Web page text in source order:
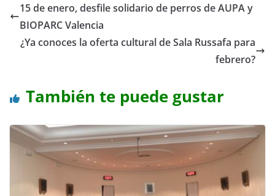
15 de enero, desfile solidario de perros de AUPA y
BIOPARC Valencia
¿Ya conoces la oferta cultural de Sala Russafa para
febrero?
También te puede gustar